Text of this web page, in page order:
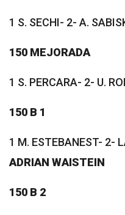
1 S. SECHI- 2- A.
150 MEJORADA
1 S. PERCARA- 2- U.
150 B 1
1 M. ESTEBANEST- 2-
ADRIAN WAISTEIN
150 B 2